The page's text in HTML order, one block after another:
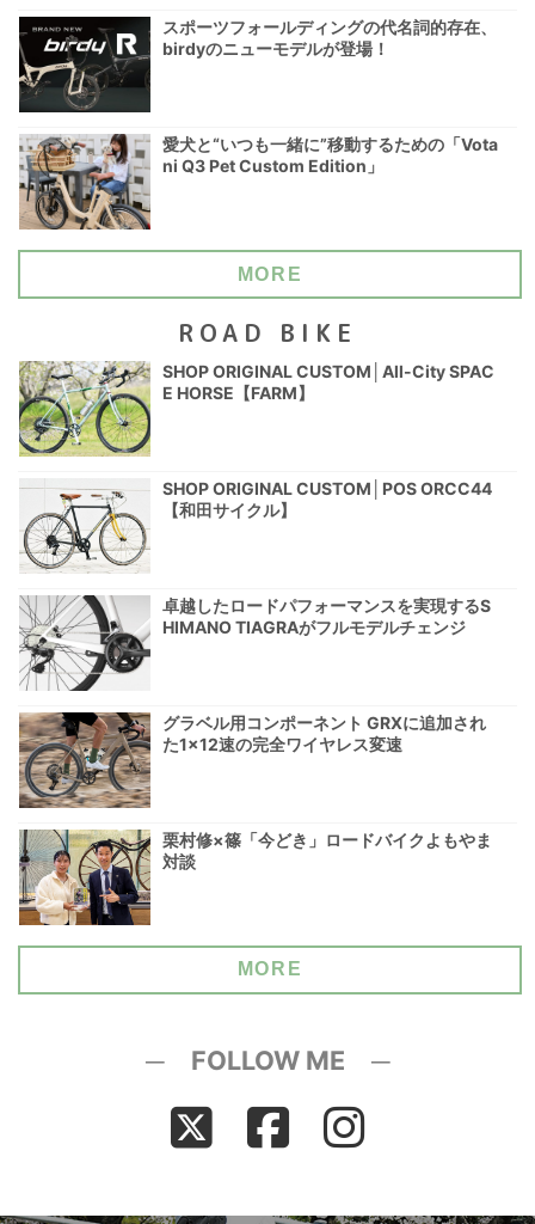
スポーツフォールディングの代名詞的存在、
birdyのニューモデルが登場！
愛犬と“いつも一緒に”移動するための「Vota
ni Q3 Pet Custom Edition」
MORE
ROAD BIKE
SHOP ORIGINAL CUSTOM│All-City SPAC
E HORSE【FARM】
SHOP ORIGINAL CUSTOM│POS ORCC44
【和田サイクル】
卓越したロードパフォーマンスを実現するS
HIMANO TIAGRAがフルモデルチェンジ
グラベル用コンポーネント GRXに追加され
た1×12速の完全ワイヤレス変速
栗村修×篠「今どき」ロードバイクよもやま
対談
MORE
─ FOLLOW ME ─